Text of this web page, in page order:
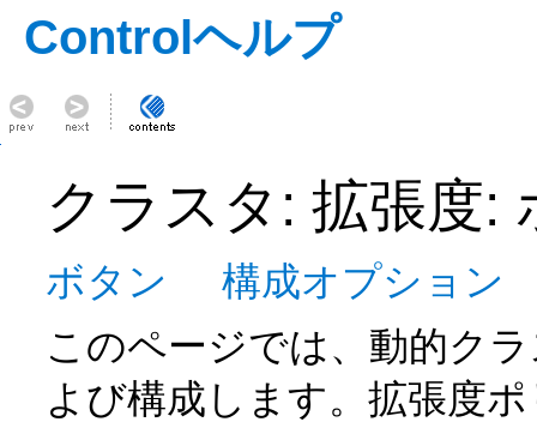
Controlヘルプ
クラスタ: 拡張度:
ボタン
構成オプション
このページでは、動的ク
よび構成します。拡張度